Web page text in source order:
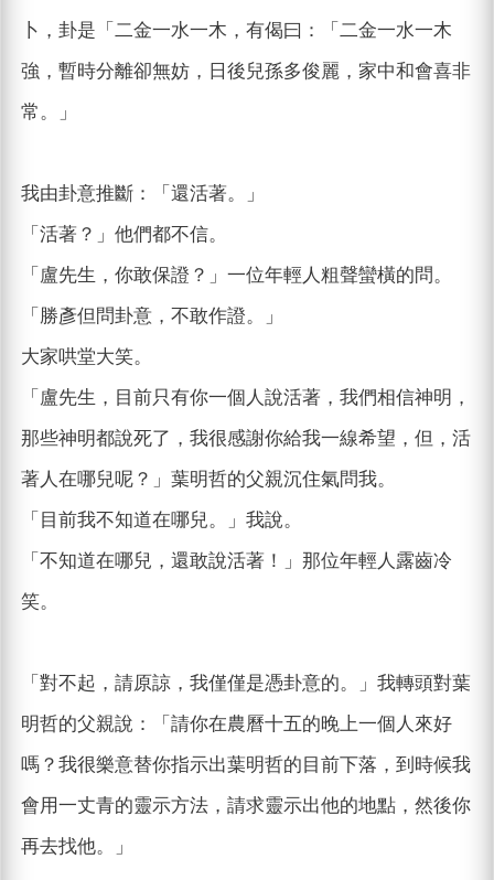
卜，卦是「二金一水一木，有偈曰：「二金一水一木
強，暫時分離卻無妨，日後兒孫多俊麗，家中和會喜非
常。」
我由卦意推斷：「還活著。」
「活著？」他們都不信。
「盧先生，你敢保證？」一位年輕人粗聲蠻橫的問。
「勝彥但問卦意，不敢作證。」
大家哄堂大笑。
「盧先生，目前只有你一個人說活著，我們相信神明，
那些神明都說死了，我很感謝你給我一線希望，但，活
著人在哪兒呢？」葉明哲的父親沉住氣問我。
「目前我不知道在哪兒。」我說。
「不知道在哪兒，還敢說活著！」那位年輕人露齒冷
笑。
「對不起，請原諒，我僅僅是憑卦意的。」我轉頭對葉
明哲的父親說：「請你在農曆十五的晚上一個人來好
嗎？我很樂意替你指示出葉明哲的目前下落，到時候我
會用一丈青的靈示方法，請求靈示出他的地點，然後你
再去找他。」